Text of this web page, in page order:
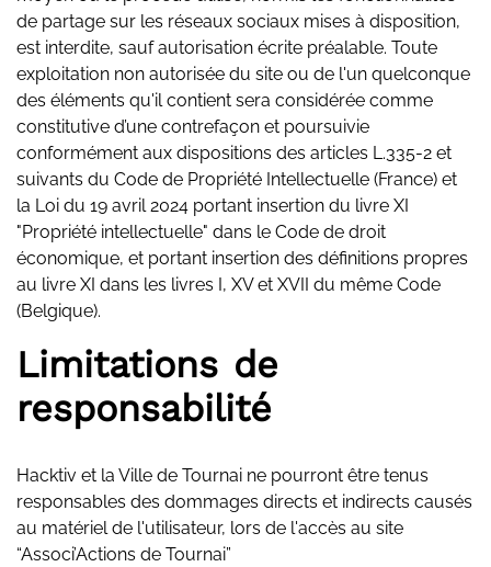
de partage sur les réseaux sociaux mises à disposition,
est interdite, sauf autorisation écrite préalable. Toute
exploitation non autorisée du site ou de l'un quelconque
des éléments qu'il contient sera considérée comme
constitutive d’une contrefaçon et poursuivie
conformément aux dispositions des articles L.335-2 et
suivants du Code de Propriété Intellectuelle (France) et
la Loi du 19 avril 2024 portant insertion du livre XI
"Propriété intellectuelle" dans le Code de droit
économique, et portant insertion des définitions propres
au livre XI dans les livres I, XV et XVII du même Code
(Belgique).
Limitations de
responsabilité
Hacktiv et la Ville de Tournai ne pourront être tenus
responsables des dommages directs et indirects causés
au matériel de l'utilisateur, lors de l'accès au site
“Associ’Actions de Tournai”